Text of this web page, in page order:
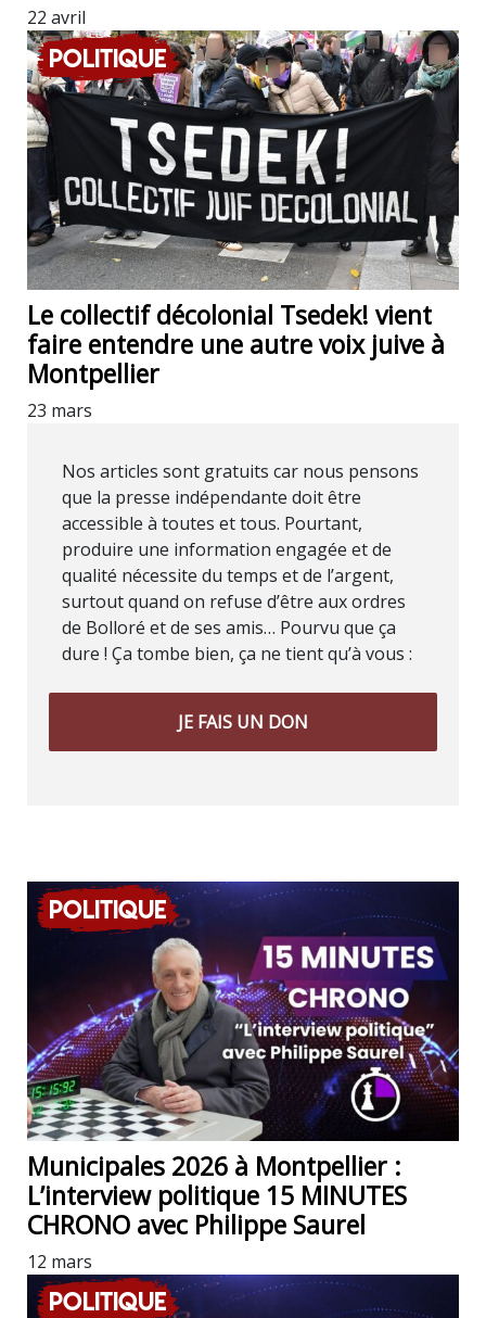
22 avril
Politique
Le collectif décolonial Tsedek! vient
faire entendre une autre voix juive à
Montpellier
23 mars
Nos articles sont gratuits car nous pensons
que la presse indépendante doit être
accessible à toutes et tous. Pourtant,
produire une information engagée et de
qualité nécessite du temps et de l’argent,
surtout quand on refuse d’être aux ordres
de Bolloré et de ses amis… Pourvu que ça
dure ! Ça tombe bien, ça ne tient qu’à vous :
JE FAIS UN DON
Politique
Municipales 2026 à Montpellier :
L’interview politique 15 MINUTES
CHRONO avec Philippe Saurel
12 mars
Politique